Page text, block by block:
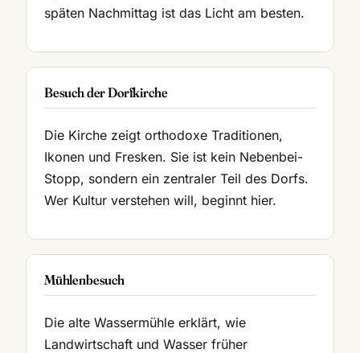
späten Nachmittag ist das Licht am besten.
Besuch der Dorfkirche
Die Kirche zeigt orthodoxe Traditionen,
Ikonen und Fresken. Sie ist kein Nebenbei-
Stopp, sondern ein zentraler Teil des Dorfs.
Wer Kultur verstehen will, beginnt hier.
Mühlenbesuch
Die alte Wassermühle erklärt, wie
Landwirtschaft und Wasser früher